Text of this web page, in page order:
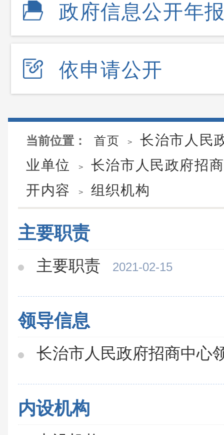
政府信息公开年
依申请公开
当前位置： 首页 >
长治市人民
业单位
>
长治市人民政府招
开内容
> 组织机构
主要职责
主要职责 2021-02-15
领导信息
长治市人民政府招商中心
内设机构